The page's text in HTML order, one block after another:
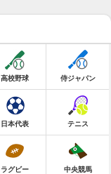
高校野球 侍ジャパン
日本代表 テニス
ラグビー 中央競馬